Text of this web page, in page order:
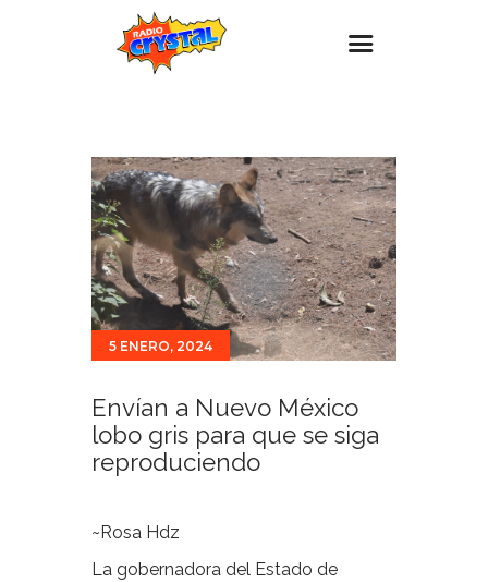
Estaciones
Eventos
Promociones
Noticias
Para ti
Contacto
5 ENERO, 2024
Envían a Nuevo México
lobo gris para que se siga
reproduciendo
~Rosa Hdz
La gobernadora del Estado de